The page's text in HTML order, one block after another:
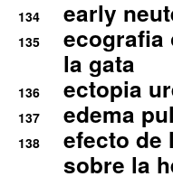
134 early
135
ecografia
la gata
136 ectopia
137 edema
138
efecto de
sobre la